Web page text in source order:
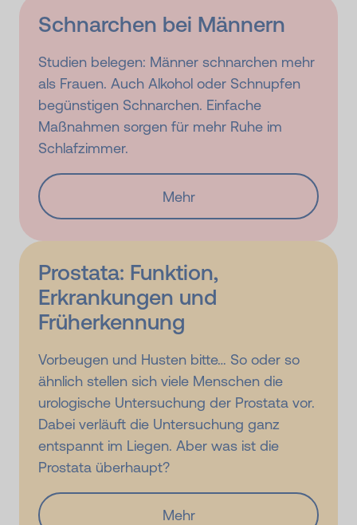
Schnarchen bei Männern
Studien belegen: Männer schnarchen mehr
als Frauen. Auch Alkohol oder Schnupfen
begünstigen Schnarchen. Einfache
Maßnahmen sorgen für mehr Ruhe im
Schlafzimmer.
Mehr
Prostata: Funktion,
Erkrankungen und
Früherkennung
Vorbeugen und Husten bitte… So oder so
ähnlich stellen sich viele Menschen die
urologische Untersuchung der Prostata vor.
Dabei verläuft die Untersuchung ganz
entspannt im Liegen. Aber was ist die
Prostata überhaupt?
Mehr